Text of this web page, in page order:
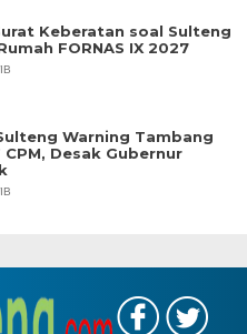
Keberatan soal Sulteng
FORNAS IX 2027
Warning Tambang
CPM, Desak Gubernur